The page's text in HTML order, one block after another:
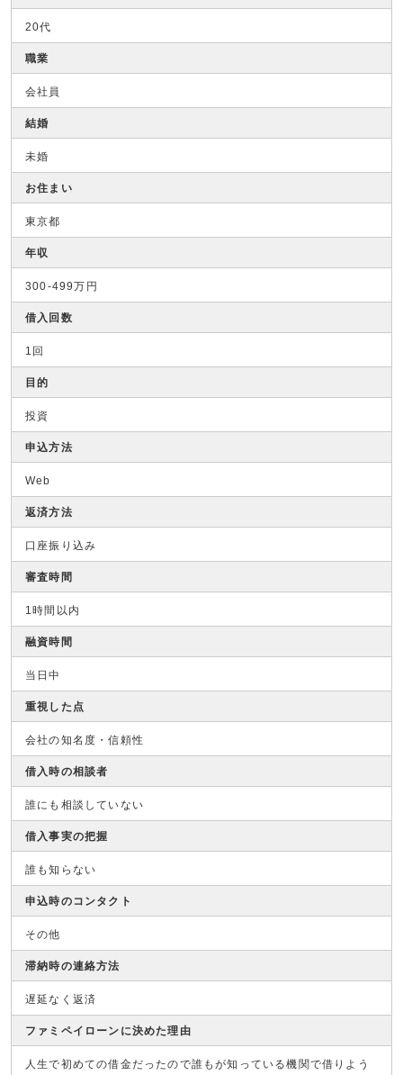
20代
職業
会社員
結婚
未婚
お住まい
東京都
年収
300-499万円
借入回数
1回
目的
投資
申込方法
Web
返済方法
口座振り込み
審査時間
1時間以内
融資時間
当日中
重視した点
会社の知名度・信頼性
借入時の相談者
誰にも相談していない
借入事実の把握
誰も知らない
申込時のコンタクト
その他
滞納時の連絡方法
遅延なく返済
ファミペイローンに決めた理由
人生で初めての借金だったので誰もが知っている機関で借りよう